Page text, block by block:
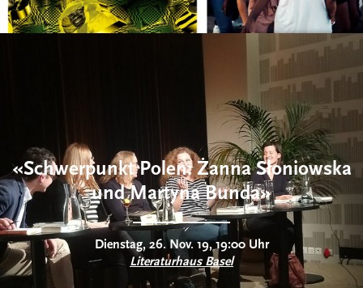
«Schwerpunkt Polen: Żanna Słoniowska
und Martyna Bunda»
Dienstag, 26. Nov. 19, 19:00 Uhr
Literaturhaus Basel